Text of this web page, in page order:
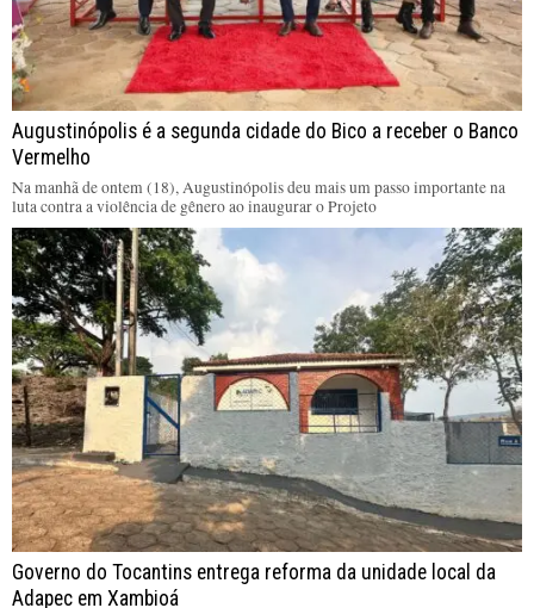
Augustinópolis é a segunda cidade do Bico a receber o Banco
Vermelho
Na manhã de ontem (18), Augustinópolis deu mais um passo importante na
luta contra a violência de gênero ao inaugurar o Projeto
Governo do Tocantins entrega reforma da unidade local da
Adapec em Xambioá